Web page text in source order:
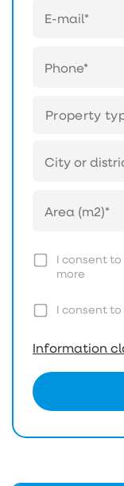
Property
I consent
more
I consent to
Information